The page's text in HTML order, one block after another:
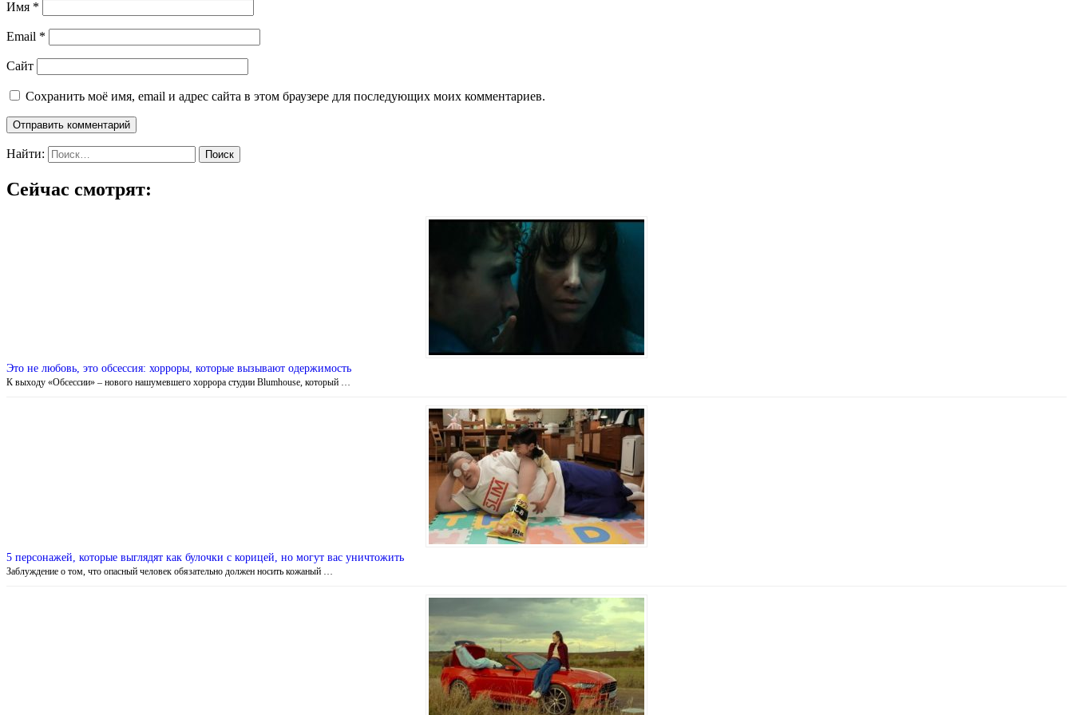
Имя *
Email *
Сайт
Сохранить моё имя, email и адрес сайта в этом браузере для последующих моих комментариев.
Найти:
Сейчас смотрят:
Это не любовь, это обсессия: хорроры, которые вызывают одержимость
К выходу «Обсессии» – нового нашумевшего хоррора студии Blumhouse, который …
5 персонажей, которые выглядят как булочки с корицей, но могут вас уничтожить
Заблуждение о том, что опасный человек обязательно должен носить кожаный …